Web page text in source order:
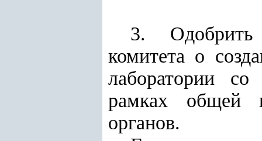
3. Одобрить
комитета о
лаборатории
рамках общей
органов.